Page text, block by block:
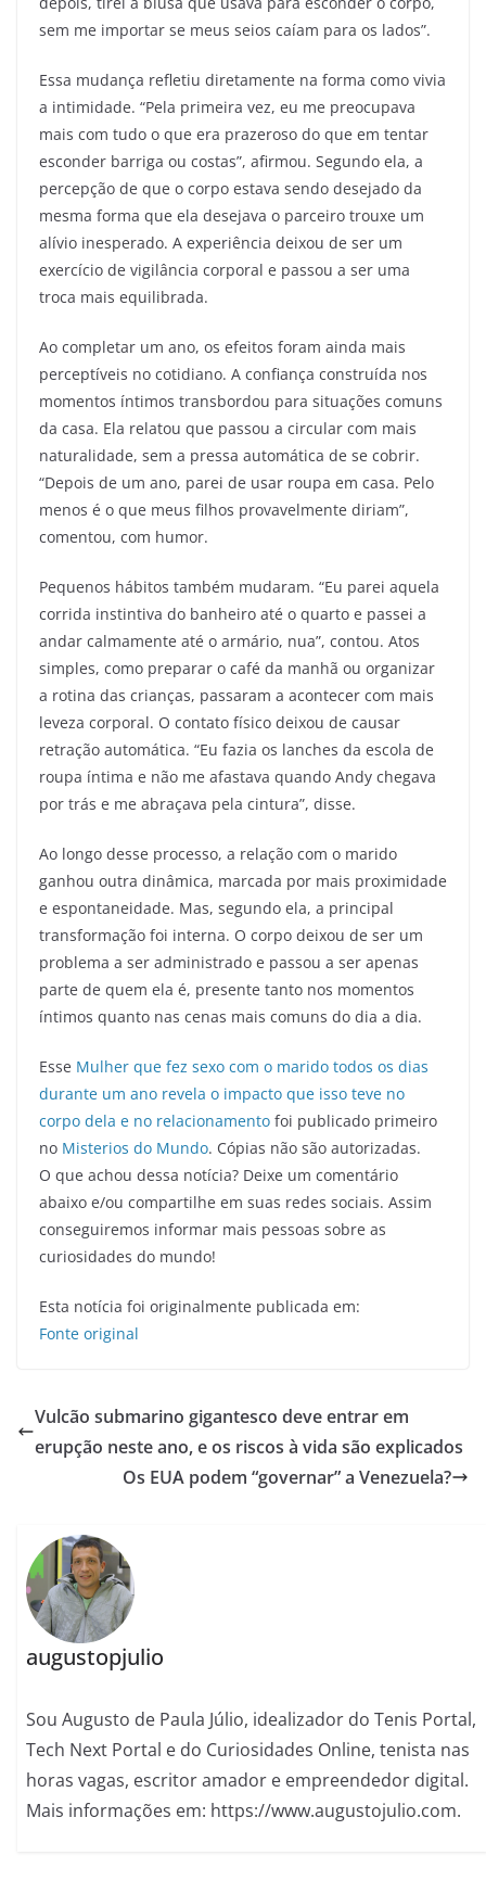
sem me importar se meus seios caíam para os lados”.
Essa mudança refletiu diretamente na forma como vivia
a intimidade. “Pela primeira vez, eu me preocupava
mais com tudo o que era prazeroso do que em tentar
esconder barriga ou costas”, afirmou. Segundo ela, a
percepção de que o corpo estava sendo desejado da
mesma forma que ela desejava o parceiro trouxe um
alívio inesperado. A experiência deixou de ser um
exercício de vigilância corporal e passou a ser uma
troca mais equilibrada.
Ao completar um ano, os efeitos foram ainda mais
perceptíveis no cotidiano. A confiança construída nos
momentos íntimos transbordou para situações comuns
da casa. Ela relatou que passou a circular com mais
naturalidade, sem a pressa automática de se cobrir.
“Depois de um ano, parei de usar roupa em casa. Pelo
menos é o que meus filhos provavelmente diriam”,
comentou, com humor.
Pequenos hábitos também mudaram. “Eu parei aquela
corrida instintiva do banheiro até o quarto e passei a
andar calmamente até o armário, nua”, contou. Atos
simples, como preparar o café da manhã ou organizar
a rotina das crianças, passaram a acontecer com mais
leveza corporal. O contato físico deixou de causar
retração automática. “Eu fazia os lanches da escola de
roupa íntima e não me afastava quando Andy chegava
por trás e me abraçava pela cintura”, disse.
Ao longo desse processo, a relação com o marido
ganhou outra dinâmica, marcada por mais proximidade
e espontaneidade. Mas, segundo ela, a principal
transformação foi interna. O corpo deixou de ser um
problema a ser administrado e passou a ser apenas
parte de quem ela é, presente tanto nos momentos
íntimos quanto nas cenas mais comuns do dia a dia.
Esse Mulher que fez sexo com o marido todos os dias
durante um ano revela o impacto que isso teve no
corpo dela e no relacionamento foi publicado primeiro
no Misterios do Mundo. Cópias não são autorizadas.
O que achou dessa notícia? Deixe um comentário
abaixo e/ou compartilhe em suas redes sociais. Assim
conseguiremos informar mais pessoas sobre as
curiosidades do mundo!
Esta notícia foi originalmente publicada em:
Fonte original
Vulcão submarino gigantesco deve entrar em
erupção neste ano, e os riscos à vida são explicados
Os EUA podem “governar” a Venezuela?
augustopjulio
Sou Augusto de Paula Júlio, idealizador do Tenis Portal,
Tech Next Portal e do Curiosidades Online, tenista nas
horas vagas, escritor amador e empreendedor digital.
Mais informações em: https://www.augustojulio.com.